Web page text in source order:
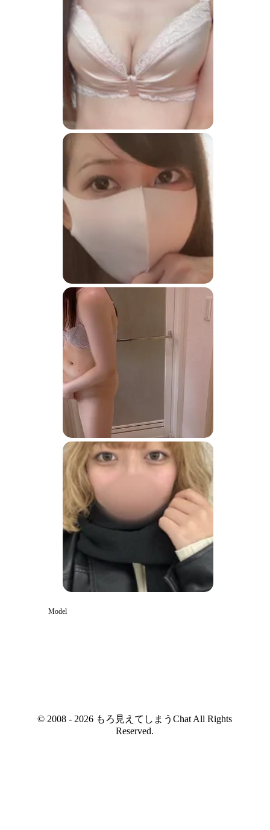
Model
© 2008 - 2026 もろ見えてしまうChat All Rights
Reserved.